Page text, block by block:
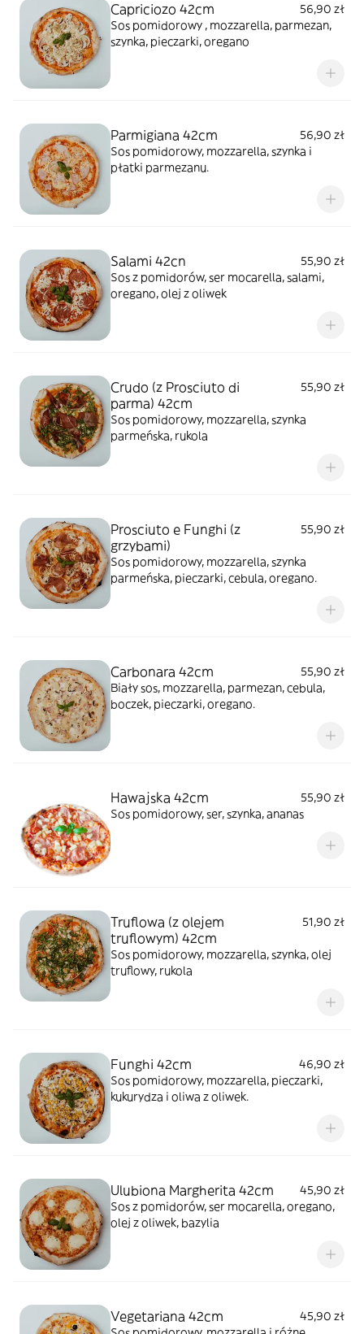
Capriciozo 42cm
56,90 zł
Sos pomidorowy , mozzarella, parmezan,
szynka, pieczarki, oregano
Parmigiana 42cm
56,90 zł
Sos pomidorowy, mozzarella, szynka i
płatki parmezanu.
Salami 42cn
55,90 zł
Sos z pomidorów, ser mocarella, salami,
oregano, olej z oliwek
Crudo (z Prosciuto di
parma) 42cm
55,90 zł
Sos pomidorowy, mozzarella, szynka
parmeńska, rukola
Prosciuto e Funghi (z
grzybami)
55,90 zł
Sos pomidorowy, mozzarella, szynka
parmeńska, pieczarki, cebula, oregano.
Carbonara 42cm
55,90 zł
Biały sos, mozzarella, parmezan, cebula,
boczek, pieczarki, oregano.
Hawajska 42cm
55,90 zł
Sos pomidorowy, ser, szynka, ananas
Truflowa (z olejem
truflowym) 42cm
51,90 zł
Sos pomidorowy, mozzarella, szynka, olej
truflowy, rukola
Funghi 42cm
46,90 zł
Sos pomidorowy, mozzarella, pieczarki,
kukurydza i oliwa z oliwek.
Ulubiona Margherita 42cm
45,90 zł
Sos z pomidorów, ser mocarella, oregano,
olej z oliwek, bazylia
Vegetariana 42cm
45,90 zł